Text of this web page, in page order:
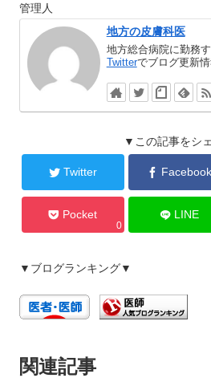
管理人
地方の皮膚科医
地方総合病院に勤務
Twitterでブログ更新情
▼この記事をシ
Twitter Facebook
Pocket
0
LINE
▼ブログランキング▼
関連記事